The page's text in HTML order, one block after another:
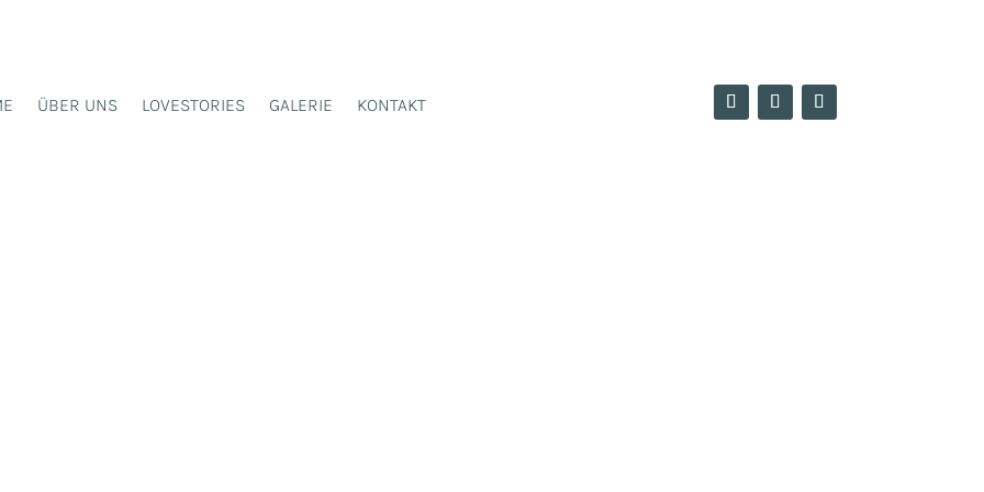
ÜBER UNS LOVESTORIES GALERIE KONTAKT